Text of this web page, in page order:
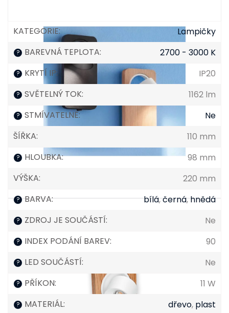
KATEGORIE: Lampičky
? BAREVNÁ TEPLOTA: 2700 - 3000 K
? KRYTÍ IP: IP20
? SVĚTELNÝ TOK: 1162 lm
? STMÍVATELNÉ:
Ne
ŠÍŘKA: 110 mm
? HLOUBKA:
98 mm
VÝŠKA: 220 mm
? BARVA: bílá,černá, hnědá
? ZDROJ JE SOUČÁSTÍ: Ne
? INDEX PODÁNÍ BAREV: 90
? LED SOUČÁSTÍ: Ne
? PŘÍKON: 11 W
? MATERIÁL: dřevo, plast